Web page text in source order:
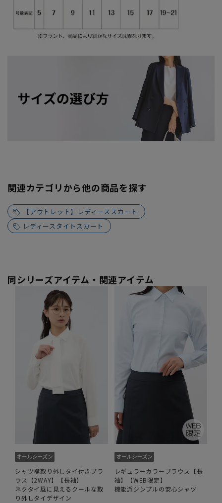
関連カテゴリから他の商品を探す
【アウトレット】レディーススカート
レディースタイトスカート
同シリーズアイテム・関連アイテム
シャツ襟取り外しタイ付きブラ
ウス【2WAY】【長袖】
ネクタイ風に見えるクールな取
り外しタイデザイン
レギュラーカラーブラウス【長
袖】【WEB限定】
機能派シンプルの安心シャツ